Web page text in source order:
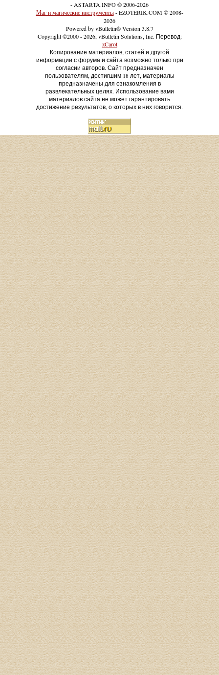
- ASTARTA.INFO © 2006-2026
Маг и магические инструменты- EZOTERIK.COM © 2008-
2026
Powered by vBulletin® Version 3.8.7
Copyright ©2000 - 2026, vBulletin Solutions, Inc. Перевод:
zCarot
Копирование материалов, статей и другой
информации с форума и сайта возможно только при
согласии авторов. Сайт предназначен
пользователям, достигшим 18 лет, материалы
предназначены для ознакомления в
развлекательных целях. Использование вами
материалов сайта не может гарантировать
достижение результатов, о которых в них говорится.